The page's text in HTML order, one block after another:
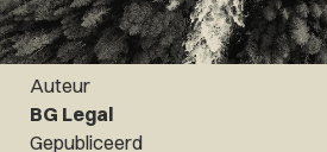
Auteur
BG Legal
Gepubliceerd